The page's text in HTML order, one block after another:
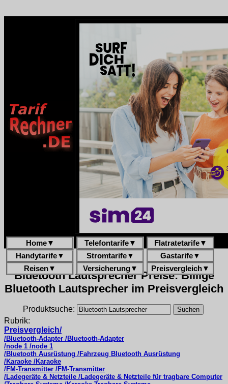
Home▼ Telefontarife▼ Flatratetarife▼
Handytarife▼ Stromtarife▼ Gastarife▼
Reisen▼ Versicherung▼ Preisvergleich▼
Bluetooth Lautsprecher Preise: Billige
Bluetooth Lautsprecher im Preisvergleich
Produktsuche:
Rubrik:
Preisvergleich/
/Bluetooth-Adapter /Bluetooth-Adapter
/node 1 /node 1
/Bluetooth Ausrüstung /Fahrzeug Bluetooth Ausrüstung
/Karaoke /Karaoke
/FM-Transmitter /FM-Transmitter
/Ladegeräte & Netzteile /Ladegeräte & Netzteile für tragbare Computer